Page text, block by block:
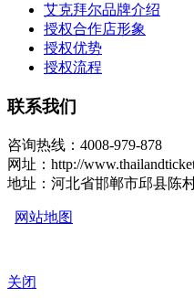
艾克拜尔品牌介绍
授权合作店形象
授权优势
授权流程
联系我们
咨询热线：4008-979-878
网址：http://
地址：河北省邯郸市邱县陈
网站地图
关闭